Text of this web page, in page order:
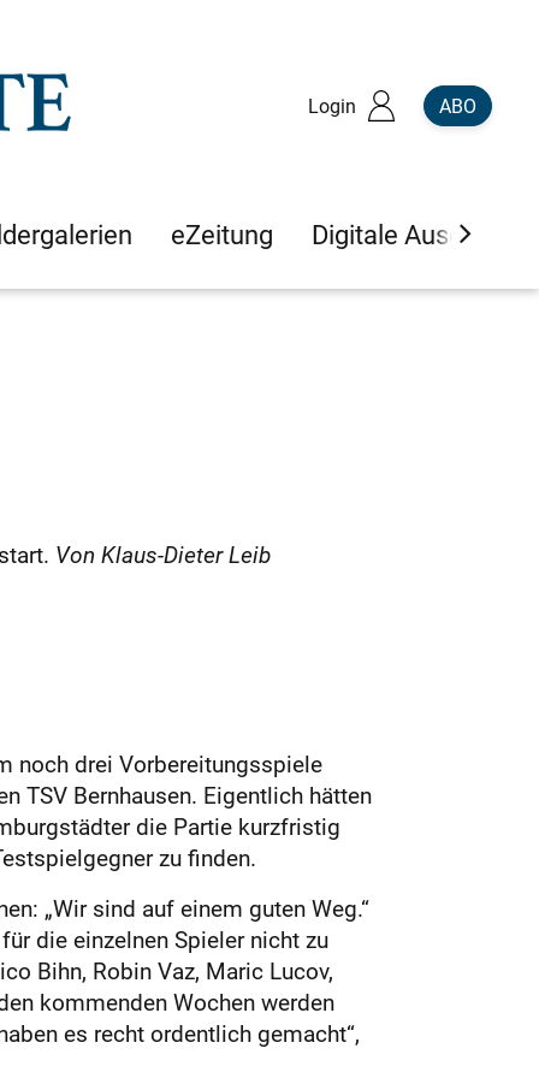
Login ABO
eZeitung Digitale Ausgaben
Von Klaus-Dieter Leib
noch drei Vorbereitungsspiele
TSV Bernhausen. Eigentlich hätten
die Partie kurz­fris­tig
zu finden.
„Wir sind auf einem guten Weg.“
die einzelnen Spieler nicht zu
Bihn, Robin Vaz, Maric Lucov,
kommenden Wochen werden
es recht ordentlich gemacht“,